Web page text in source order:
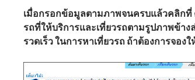
เมื่อกรอกข้อมูลตามภาพจนครบแล้วคลิกที่
รถที่ให้บริการและเที่ยวรถตามรูปภาพข้าง
รวดเร็ว ในการหาเที่ยวรถ ถ้าต้องการจอง